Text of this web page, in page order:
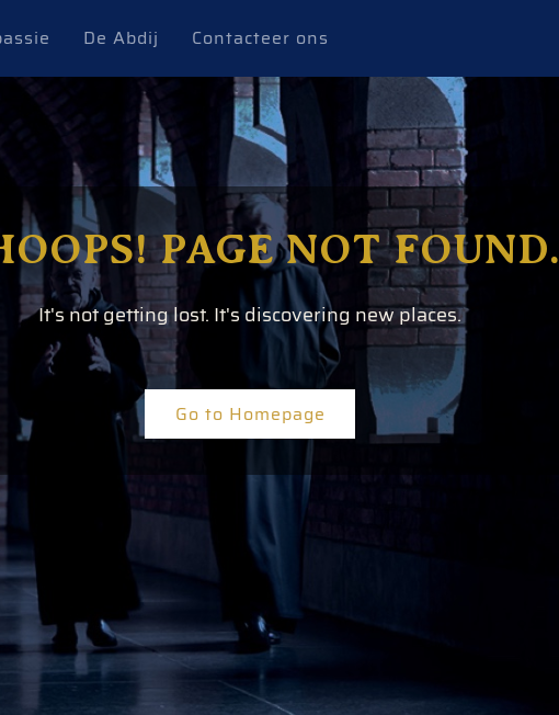
De Abdij Contacteer ons
PAGE NOT FOUND.
It's not getting lost. It's discovering new places.
Go to Homepage